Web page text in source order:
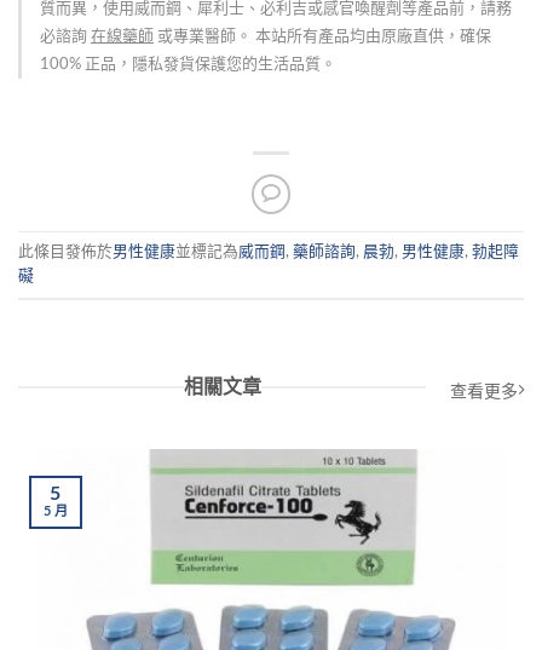
質而異，使用威而鋼、犀利士、必利吉或感官喚醒劑等產品前，請務
必諮詢 在線藥師 或專業醫師。 本站所有產品均由原廠直供，確保
100% 正品，隱私發貨保護您的生活品質。
此條目發佈於男性健康並標記為威而鋼 , 藥師諮詢, 晨勃, 男性健康, 勃起障
礙
相關文章 查看更多
5
5月